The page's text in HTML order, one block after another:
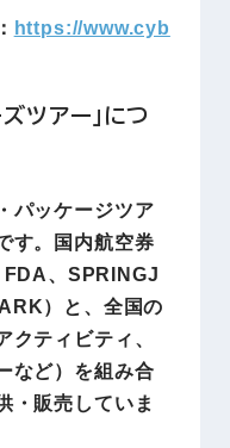
https://www.cyb
ツアー」につ
パッケージツア
す。国内航空券
、SPRINGJ
）と、全国の
クティビティ、
など）を組み合
・販売していま